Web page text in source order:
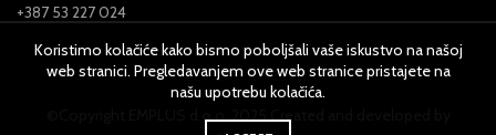
+387 53 227 024
©Copyright EMPLUS d.o.o. 2025 Created and developed by
Koristimo kolačiće kako bismo poboljšali vaše iskustvo na našoj
web stranici. Pregledavanjem ove web stranice pristajete na
našu upotrebu kolačića.